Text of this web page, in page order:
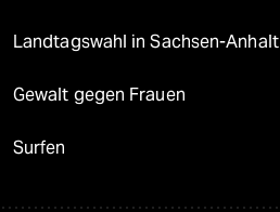
Landtagswahl in Sachsen-Anhalt
Gewalt gegen Frauen
Surfen